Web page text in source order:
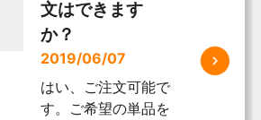
文はできます
か？
2019/06/07
はい、ご注文可能で
す。ご希望の単品を